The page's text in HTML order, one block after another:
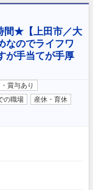
間★【上田市／大
なのでライフワ
が手当てが手厚
賞与あり
の職場
産休・育休